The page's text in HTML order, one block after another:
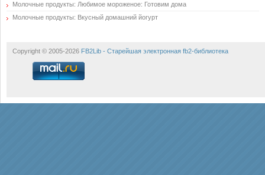
Молочные продукты: Любимое мороженое: Готовим дома
Молочные продукты: Вкусный домашний йогурт
Copyright © 2005-2026 FB2Lib - Старейшая электронная fb2-библиотека